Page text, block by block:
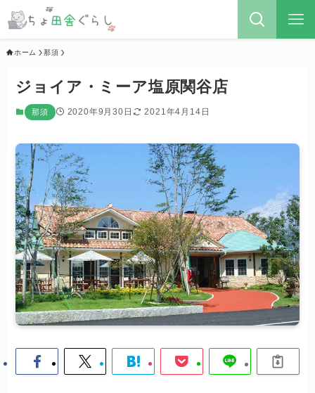
ホーム 那須
ジョイア・ミーア塩原関谷店
那須 2020年9月30日 2021年4月14日